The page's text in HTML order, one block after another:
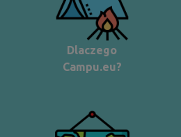
Dlaczego
Campu.eu?